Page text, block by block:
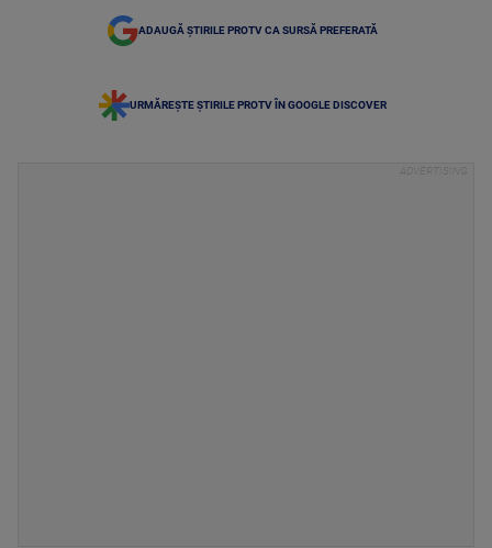
ADAUGĂ ȘTIRILE PROTV CA SURSĂ PREFERATĂ
URMĂREȘTE ȘTIRILE PROTV ÎN GOOGLE DISCOVER